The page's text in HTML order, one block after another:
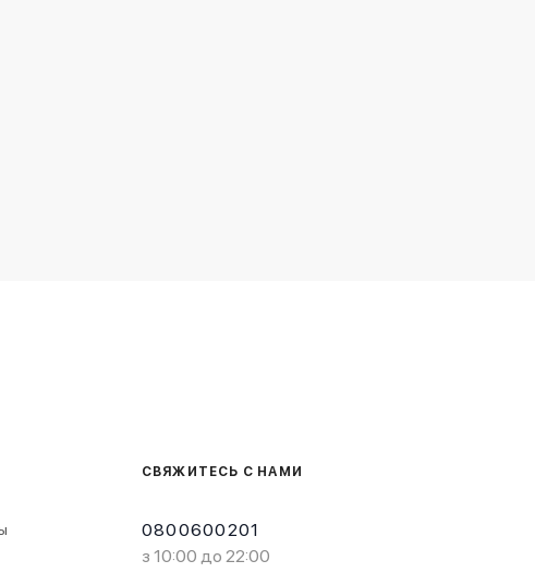
СВЯЖИТЕСЬ С НАМИ
0800600201
з 10:00 до 22:00